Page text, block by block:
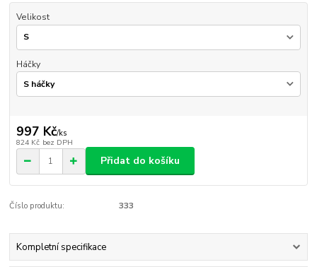
Velikost
Háčky
997 Kč/ks
824 Kč bez DPH
Přidat do košíku
Číslo produktu: 333
Kompletní specifikace